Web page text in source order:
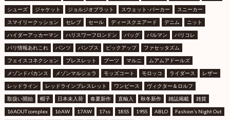
シューズ ジャケット ジョルジオブラット スウェット･パーカー スニーカー
スマイリークッション セレブ セール ディースクエアード デニム ニット
ハイダーアッカーマン ハリスワーフロンドン バッグ バルマン パリコレ
パリ情報あれこれ パンツ パンプス ピックアップ ファセッタズム
フェイスコネクション ブレスレット ブーツ マルニ ムアムアドールズ
メゾンドバカンス メゾンマルジェラ モッズコート モロッコ ライダース レザー
レッドライン レッドラインブレスレット ワンピース ヴィクター＆ロルフ
取扱い開始 帽子 日本未入荷 春夏新作 直輸入 秋冬新作 雑誌掲載 雑貨
16AOUT complex 16AW 17AW 17ss 18SS 19SS ABLO Fashion’s Night Out